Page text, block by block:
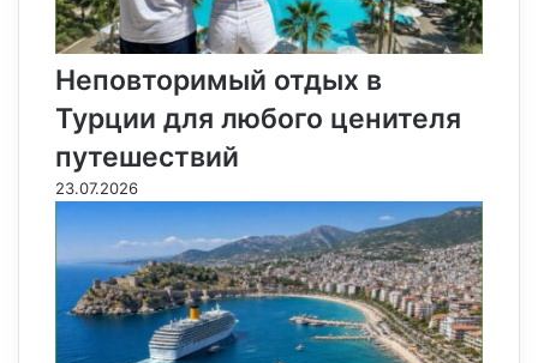
Неповторимый отдых в
Турции для любого ценителя
путешествий
23.07.2026